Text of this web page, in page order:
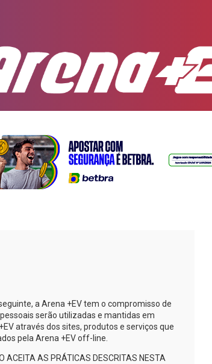
a Arena +EVtem o compromisso de
serão utilizadas e mantidas em
através dos sites, produtos e serviços que
pela Arena +EVoff-line.
ACEITA AS PRÁTICAS DESCRITAS NESTA